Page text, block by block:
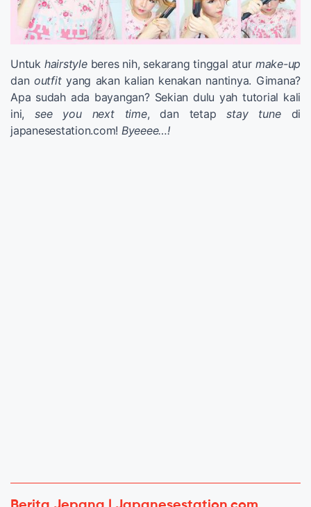
Untuk hairstyleberes nih, sekarang tinggal atur make-up
dan outfityang akan kalian kenakan nantinya. Gimana?
Apa sudah ada bayangan? Sekian dulu yah tutorial kali
ini,see you next time, dan tetapstay tunedi
japanesestation.com! Byeeee…!